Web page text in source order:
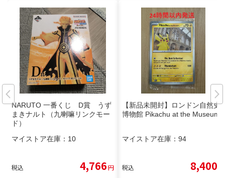
NARUTO 一番くじ D賞 うず
まきナルト（九喇嘛リンクモー
ド）
マイストア在庫： 10
税込 4,766円
【新品未開封】ロンドン自然史
博物館 Pikachu at the Museum
マイストア在庫： 94
税込 8,400